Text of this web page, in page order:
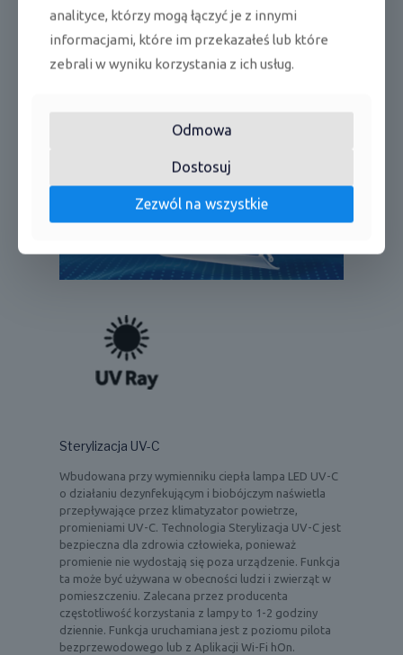
funkcję I FEEL – Zaawansowana funkcja,
która odczytuje temperaturę wokół użytkownika
za pomocą czujnika zamieszczonego w pilocie
bezprzewodowym. Użytkownik dzięki zastosowaniu
Sterylizacja UV-C
Wbudowana przy wymienniku ciepła lampa LED UV-C
o działaniu dezynfekującym i biobójczym naświetla
przepływające przez klimatyzator powietrze,
promieniami UV-C. Technologia Sterylizacja UV-C jest
bezpieczna dla zdrowia człowieka, ponieważ
promienie nie wydostają się poza urządzenie. Funkcja
ta może być używana w obecności ludzi i zwierząt w
pomieszczeniu. Zalecana przez producenta
częstotliwość korzystania z lampy to 1-2 godziny
dziennie. Funkcja uruchamiana jest z poziomu pilota
bezprzewodowego lub z Aplikacji Wi-Fi hOn.
analityce, którzy mogą łączyć je z innymi
informacjami, które im przekazałeś lub które
zebrali w wyniku korzystania z ich usług.
Odmowa
Dostosuj
Zezwól na wszystkie